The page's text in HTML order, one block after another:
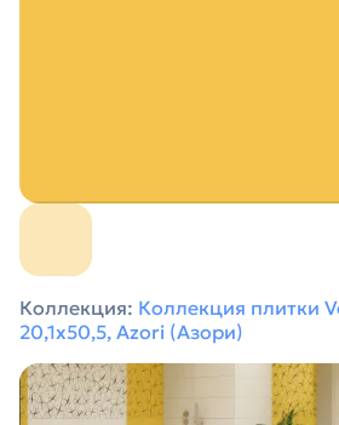
Коллекция: Коллекция плитки
20,1х50,5, Azori (Азори)